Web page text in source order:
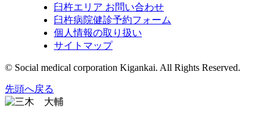
臼杵エリア お問い合わせ
臼杵病院健診予約フォーム
個人情報の取り扱い
サイトマップ
© Social medical corporation Kigankai. All Rights Reserved.
先頭へ戻る